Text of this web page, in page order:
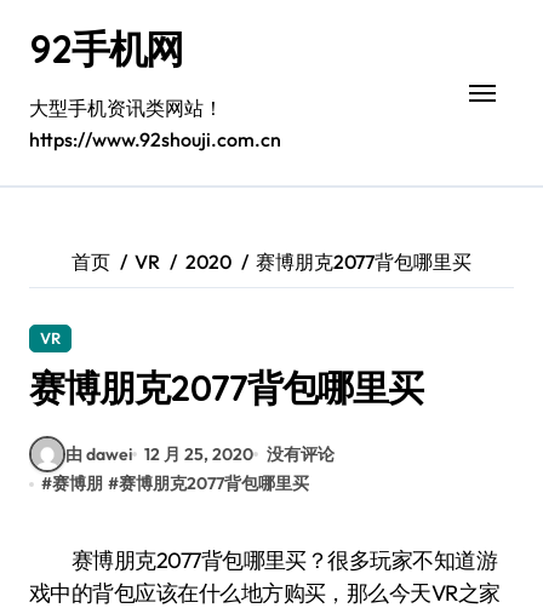
92手机网
大型手机资讯类网站！
https://www.92shouji.com.cn
首页 VR 2020 赛博朋克2077背包哪里买
VR
赛博朋克2077背包哪里买
由 dawei 12 月 25, 2020 没有评论
#赛博朋 #赛博朋克2077背包哪里买
赛博朋克2077背包哪里买？很多玩家不知道游
戏中的背包应该在什么地方购买，那么今天VR之家